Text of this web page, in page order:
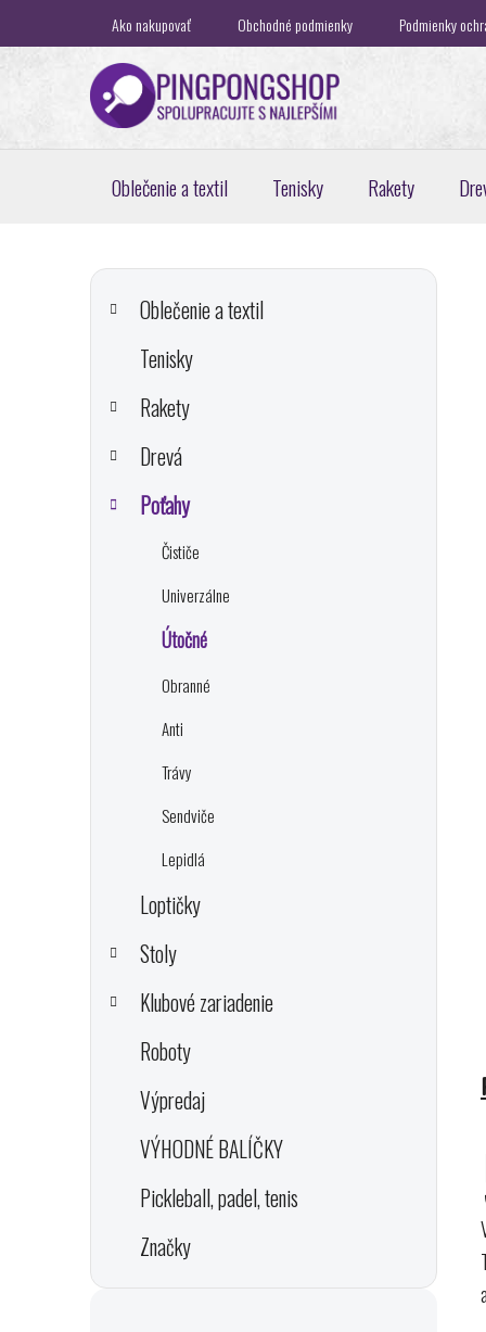
obsah
Ako nakupovať Obchodné podmienky Podmienky
Oblečenie a textil Tenisky Rakety
B
Preskočiť
kategórie
K
Oblečenie a textil
Tenisky
Rakety
Drevá
Poťahy
Čističe
Univerzálne
Útočné
Obranné
Anti
Trávy
Sendviče
Lepidlá
Loptičky
Stoly
Klubové zariadenie
Roboty
Výpredaj
VÝHODNÉ BALÍČKY
Pickleball, padel, tenis
Značky